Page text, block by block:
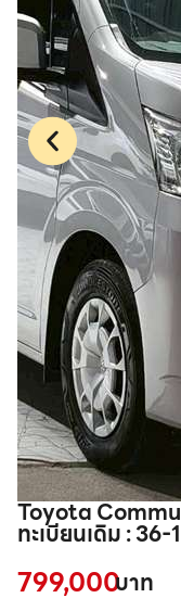
Toyota Commuter
ทะเบียนเดิม : 36-
799,000บาท